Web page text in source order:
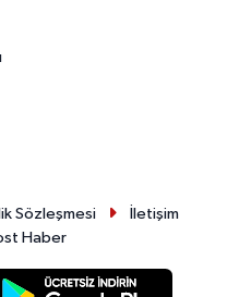
Sözleşmesi
İletişim
Haber